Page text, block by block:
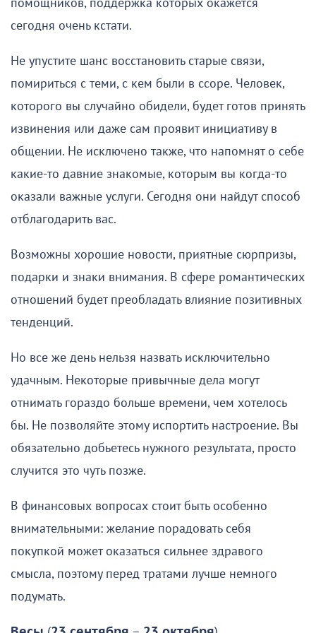
сегодня очень кстати.
Не упустите шанс восстановить старые связи,
помириться с теми, с кем были в ссоре. Человек,
которого вы случайно обидели, будет готов принять
извинения или даже сам проявит инициативу в
общении. Не исключено также, что напомнят о себе
какие-то давние знакомые, которым вы когда-то
оказали важные услуги. Сегодня они найдут способ
отблагодарить вас.
Возможны хорошие новости, приятные сюрпризы,
подарки и знаки внимания. В сфере романтических
отношений будет преобладать влияние позитивных
тенденций.
Но все же день нельзя назвать исключительно
удачным. Некоторые привычные дела могут
отнимать гораздо больше времени, чем хотелось
бы. Не позволяйте этому испортить настроение. Вы
обязательно добьетесь нужного результата, просто
случится это чуть позже.
В финансовых вопросах стоит быть особенно
внимательными: желание порадовать себя
покупкой может оказаться сильнее здравого
смысла, поэтому перед тратами лучше немного
подумать.